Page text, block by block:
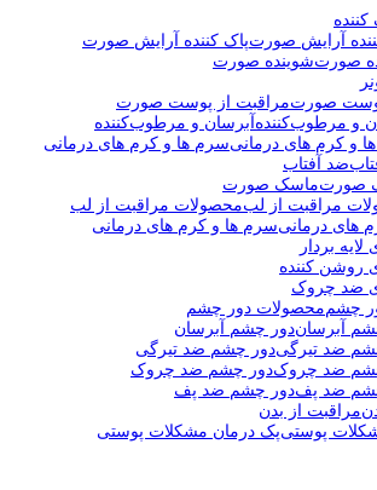
کننده
پاک کننده آرایش صورت
شوینده صورت
مراقبت از پوست صورت
آبرسان و مرطوب‌کننده
سرم ها و کرم های درمانی
ضد آفتاب
ماسک صورت
محصولات مراقبت از لب
سرم ها و کرم های درمانی
بردار
روشن کننده
ضد چروک
محصولات دور چشم
دور چشم آبرسان
دور چشم ضد تیرگی
دور چشم ضد چروک
دور چشم ضد پف
مراقبت از بدن
پک درمان مشکلات پوستی